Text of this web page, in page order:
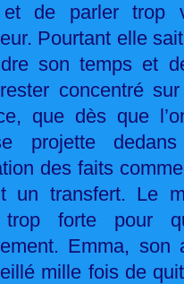
et de parler trop
Pourtant elle
son temps et
concentré
que dès que
projette
des faits
un transfert. Le
trop forte pour
Emma, son
mille fois de